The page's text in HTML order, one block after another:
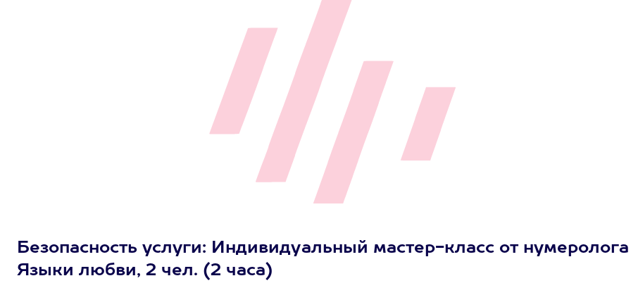
Безопасность услуги: Индивидуальный мастер-класс от нумеролога
Языки любви, 2 чел. (2 часа)